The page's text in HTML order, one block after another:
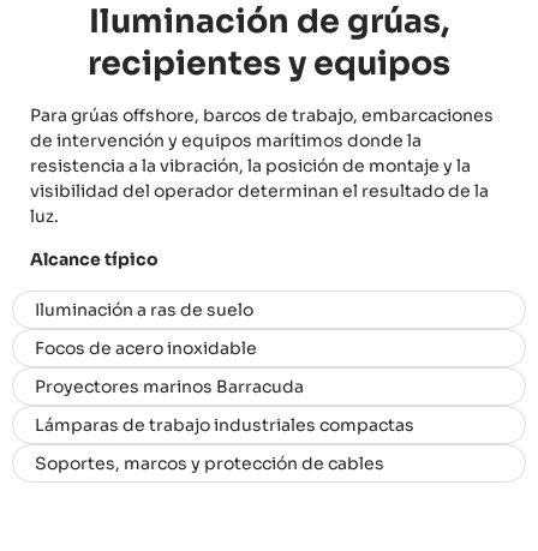
Iluminación de grúas,
recipientes y equipos
Para grúas offshore, barcos de trabajo, embarcaciones
de intervención y equipos marítimos donde la
resistencia a la vibración, la posición de montaje y la
visibilidad del operador determinan el resultado de la
luz.
Alcance típico
Iluminación a ras de suelo
Focos de acero inoxidable
Proyectores marinos Barracuda
Lámparas de trabajo industriales compactas
Soportes, marcos y protección de cables